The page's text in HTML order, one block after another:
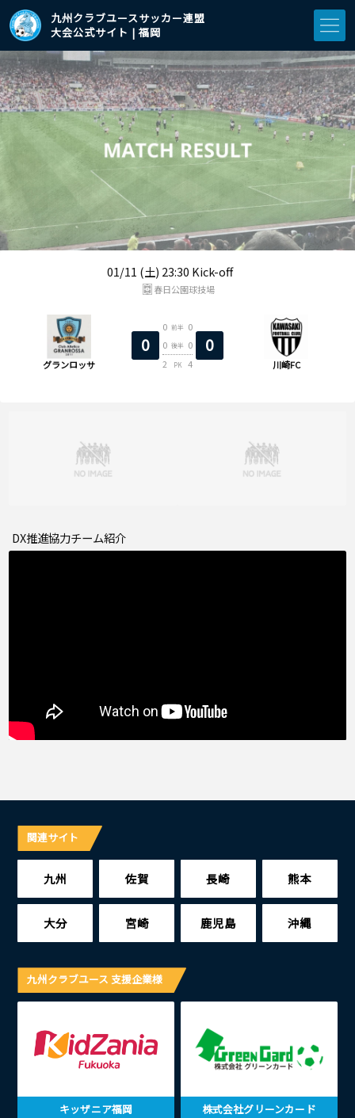
九州クラブユースサッカー連盟
大会公式サイト | 福岡
01/11 (土) 23:30 Kick-off
グランロッサ
0
0 前半
0
0 後半
0
2
PK 4
0
川崎FC
春日公園球技場
DX推進協力チーム紹介
関連サイト
九州 佐賀 長崎 熊本
大分 宮崎 鹿児島 沖縄
九州クラブユース 支援企業様
キッザニア福岡 株式会社グリーンカード